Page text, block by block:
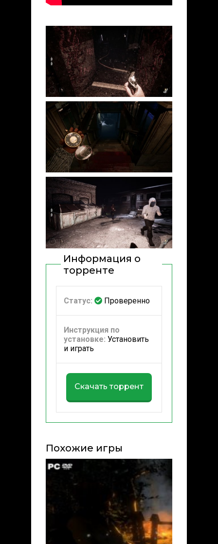
Информация о
торренте
Статус: Проверенно
Инструкция по
установке: Установить
и играть
Скачать торрент
Похожие игры